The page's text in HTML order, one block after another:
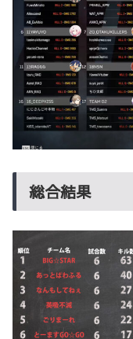
総合結果